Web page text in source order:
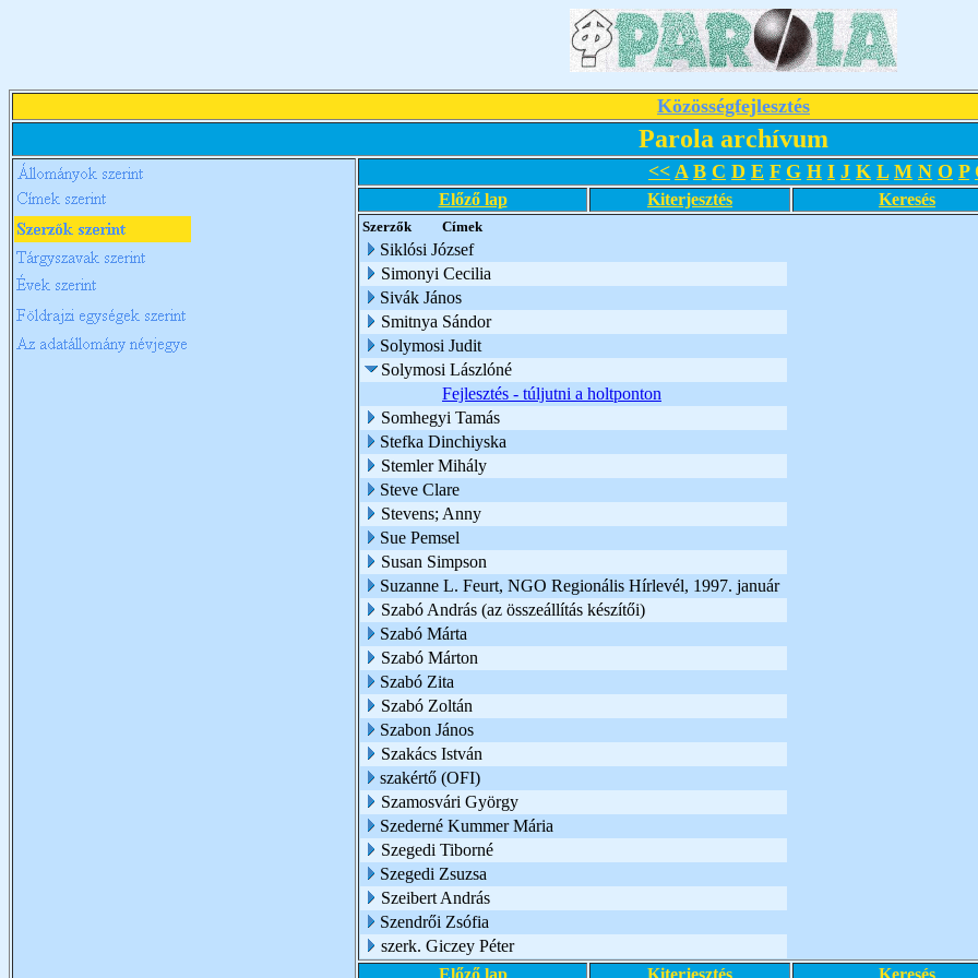
Közösségfejlesztés
Parola archívum
<< A B C D E F G H I J K L M N O P
Előző lap Kiterjesztés Keresés
Szerzők Címek
Siklósi József
Simonyi Cecilia
Sivák János
Smitnya Sándor
Solymosi Judit
Solymosi Lászlóné
Fejlesztés - túljutni a holtponton
Somhegyi Tamás
Stefka Dinchiyska
Stemler Mihály
Steve Clare
Stevens; Anny
Sue Pemsel
Susan Simpson
Suzanne L. Feurt, NGO Regionális Hírlevél, 1997. január
Szabó András (az összeállítás készítői)
Szabó Márta
Szabó Márton
Szabó Zita
Szabó Zoltán
Szabon János
Szakács István
szakértő (OFI)
Szamosvári György
Szederné Kummer Mária
Szegedi Tiborné
Szegedi Zsuzsa
Szeibert András
Szendrői Zsófia
szerk. Giczey Péter
Előző lap
Kiterjesztés Keresés